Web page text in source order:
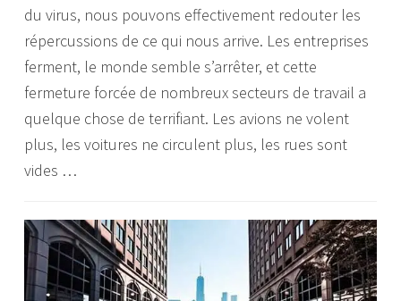
du virus, nous pouvons effectivement redouter les
répercussions de ce qui nous arrive. Les entreprises
ferment, le monde semble s’arrêter, et cette
fermeture forcée de nombreux secteurs de travail a
quelque chose de terrifiant. Les avions ne volent
plus, les voitures ne circulent plus, les rues sont
vides …